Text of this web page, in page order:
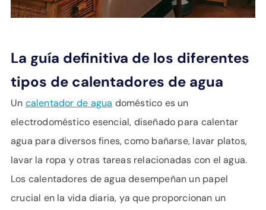
La guía definitiva de los diferentes
tipos de calentadores de agua
Un calentador de agua doméstico es un
electrodoméstico esencial, diseñado para calentar
agua para diversos fines, como bañarse, lavar platos,
lavar la ropa y otras tareas relacionadas con el agua.
Los calentadores de agua desempeñan un papel
crucial en la vida diaria, ya que proporcionan un